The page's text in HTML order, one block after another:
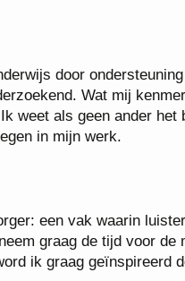
door
Wat mij
weet als geen ander het
in mijn werk.
een vak waarin
graag de tijd voor de
ik graag geïnspireerd